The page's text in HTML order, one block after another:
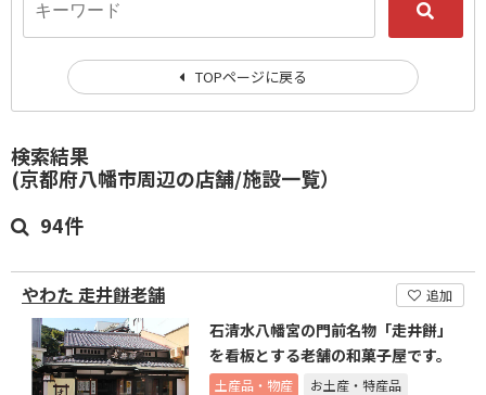
検索結果
(京都府八幡市周辺の店舗/施設一覧）
94件
やわた 走井餅老舗 追加
石清水八幡宮の門前名物「走井餅」
を看板とする老舗の和菓子屋です。
土産品・物産 お土産・特産品
TOPページに戻る